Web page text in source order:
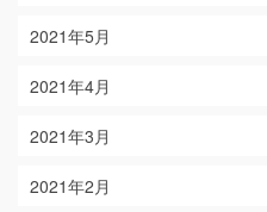
2021年5月
2021年4月
2021年3月
2021年2月